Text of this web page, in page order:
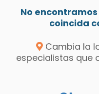
No
coincida
Cambia la
especialistas que